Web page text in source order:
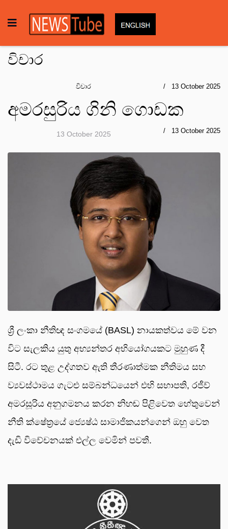
විචාර
විචාර 13 October 2025
අමරසුරිය ගිනි ගොඩක
13 October 2025 13 October 2025
ශ්‍රී ලංකා නීතිඥ සංගමයේ (BASL) නායකත්වය මේ වන
විට සැලකිය යුතු අභ්‍යන්තර අභියෝගයකට මුහුණ දී
සිටී. රට තුළ උද්ගතව ඇති තීරණාත්මක නීතිමය සහ
ව්‍යවස්ථාමය ගැටළු සම්බන්ධයෙන් එහි සභාපති, රජීව්
අමරසූරිය අනුගමනය කරන නිහඬ පිළිවෙත හේතුවෙන්
නීති ක්ෂේත්‍රයේ ජ්‍යෙෂ්ඨ සාමාජිකයන්ගෙන් ඔහු වෙත
දැඩි විවේචනයක් එල්ල වෙමින් පවතී.